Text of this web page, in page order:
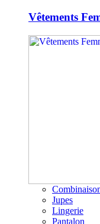
Vêtements
Jupes
Lingerie
Pantalon